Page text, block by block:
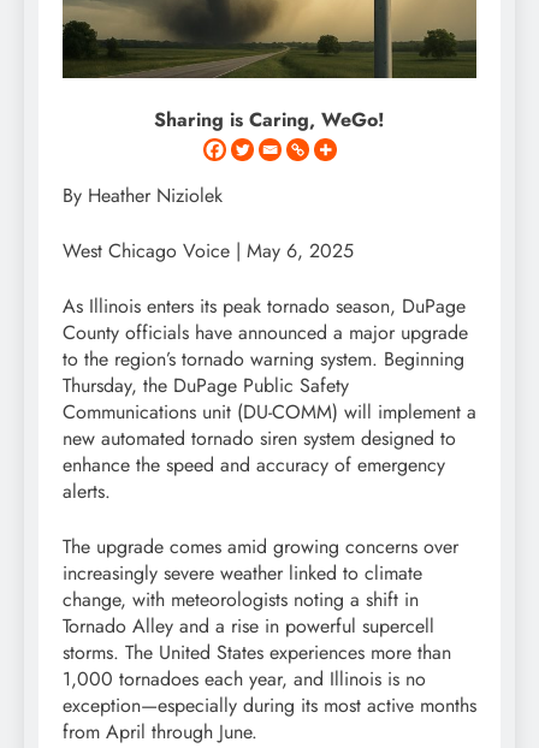
Sharing is Caring, WeGo!
By Heather Niziolek
West Chicago Voice | May 6, 2025
As Illinois enters its peak tornado season, DuPage
County officials have announced a major upgrade
to the region’s tornado warning system. Beginning
Thursday, the DuPage Public Safety
Communications unit (DU-COMM) will implement a
new automated tornado siren system designed to
enhance the speed and accuracy of emergency
alerts.
The upgrade comes amid growing concerns over
increasingly severe weather linked to climate
change, with meteorologists noting a shift in
Tornado Alley and a rise in powerful supercell
storms. The United States experiences more than
1,000 tornadoes each year, and Illinois is no
exception—especially during its most active months
from April through June.